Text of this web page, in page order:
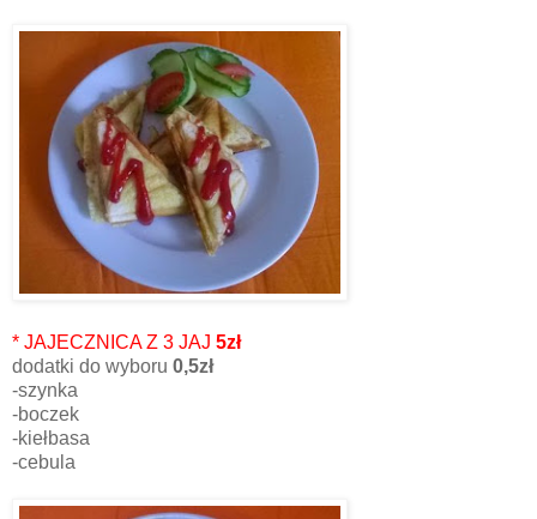
* JAJECZNICA Z 3 JAJ 5zł
dodatki do wyboru 0,5zł
-szynka
-boczek
-kiełbasa
-cebula